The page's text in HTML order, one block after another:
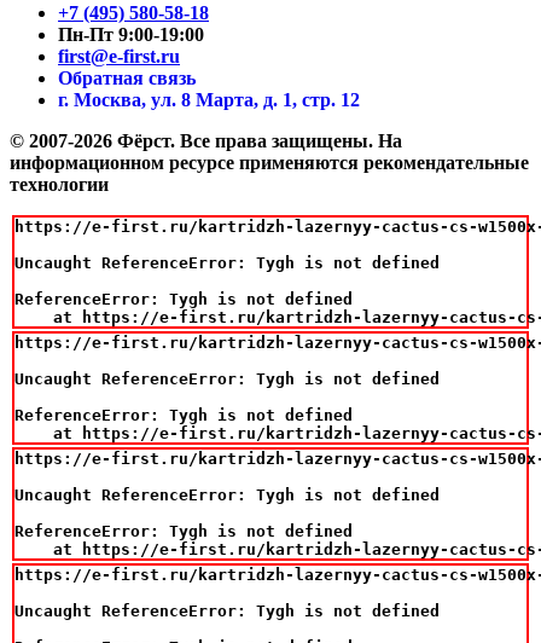
+7 (495) 580-58-18
Пн-Пт 9:00-19:00
first@e-first.ru
Обратная связь
г. Москва, ул. 8 Марта, д. 1, стр. 12
© 2007-2026 Фёрст. Все права защищены. На
информационном ресурсе применяются рекомендательные
технологии
https://e-first.ru/kartridzh-lazernyy-cactus-cs-w1500x-
Uncaught ReferenceError: Tygh is not defined
ReferenceError: Tygh is not defined
at https://e-first.ru/kartridzh-lazernyy-cactus-
https://e-first.ru/kartridzh-lazernyy-cactus-cs-w1500x-
Uncaught ReferenceError: Tygh is not defined
ReferenceError: Tygh is not defined
at https://e-first.ru/kartridzh-lazernyy-cactus-
https://e-first.ru/kartridzh-lazernyy-cactus-cs-w1500x-
Uncaught ReferenceError: Tygh is not defined
ReferenceError: Tygh is not defined
at https://e-first.ru/kartridzh-lazernyy-cactus-
https://e-first.ru/kartridzh-lazernyy-cactus-cs-w1500x-
Uncaught ReferenceError: Tygh is not defined